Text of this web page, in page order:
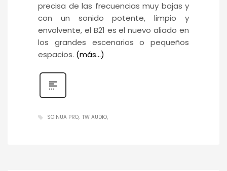
precisa de las frecuencias muy bajas y
con un sonido potente, limpio y
envolvente, el B21 es el nuevo aliado en
los grandes escenarios o pequeños
espacios. (más…)
SOINUA PRO TW AUDIO